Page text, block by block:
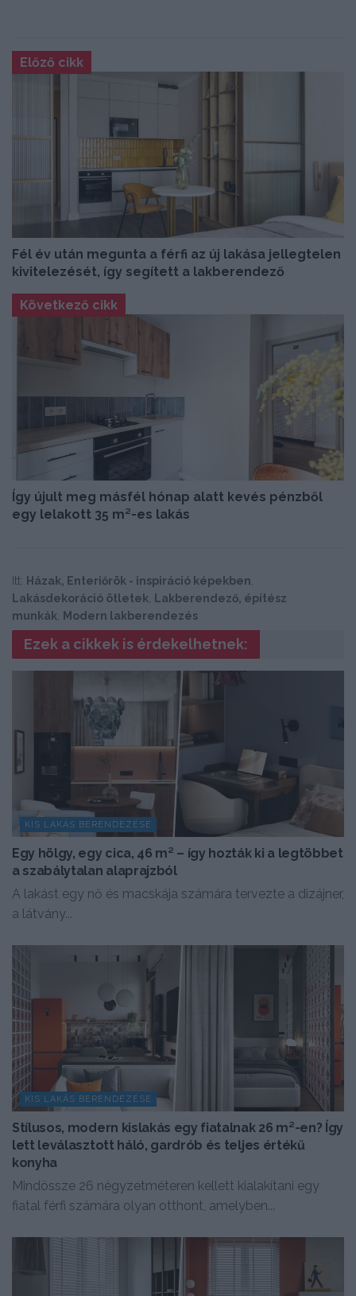
Előző cikk
Fél év után megunta a férfi az új lakása jellegtelen
kivitelezését, így segített a lakberendező
Következő cikk
Így újult meg másfél hónap alatt kevés pénzből
egy lelakott 35 m²-es lakás
Itt: Házak, Enteriőrök - inspiráció képekben
Lakásdekoráció ötletek
Lakberendező, építész
munkák
Modern lakberendezés
Ezek a cikkek is érdekelhetnek:
KIS LAKÁS BERENDEZÉSE
Egy hölgy, egy cica, 46 m² – így hozták ki a legtöbbet
a szabálytalan alaprajzból
A lakást egy nő és macskája számára tervezte a dizájner,
a látvány...
KIS LAKÁS BERENDEZÉSE
Stílusos, modern kislakás egy fiatalnak 26 m²-en? Így
lett leválasztott háló, gardrób és teljes értékű
konyha
Mindössze 26 négyzetméteren kellett kialakítani egy
fiatal férfi számára olyan otthont, amelyben...